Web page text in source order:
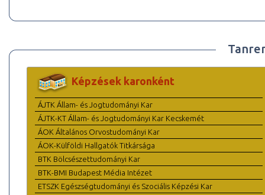
Képzések karonként
ÁJTK Állam- és Jogtudományi Kar
ÁJTK-KT Állam- és Jogtudományi Kar Kecskemét
ÁOK Általános Orvostudományi Kar
ÁOK-Külföldi Hallgatók Titkársága
BTK Bölcsészettudományi Kar
BTK-BMI Budapest Média Intézet
ETSZK Egészségtudományi és Szociális Képzési Kar